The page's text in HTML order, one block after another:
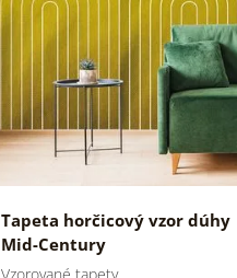
Tapeta horčicový vzor dúhy
Mid-Century